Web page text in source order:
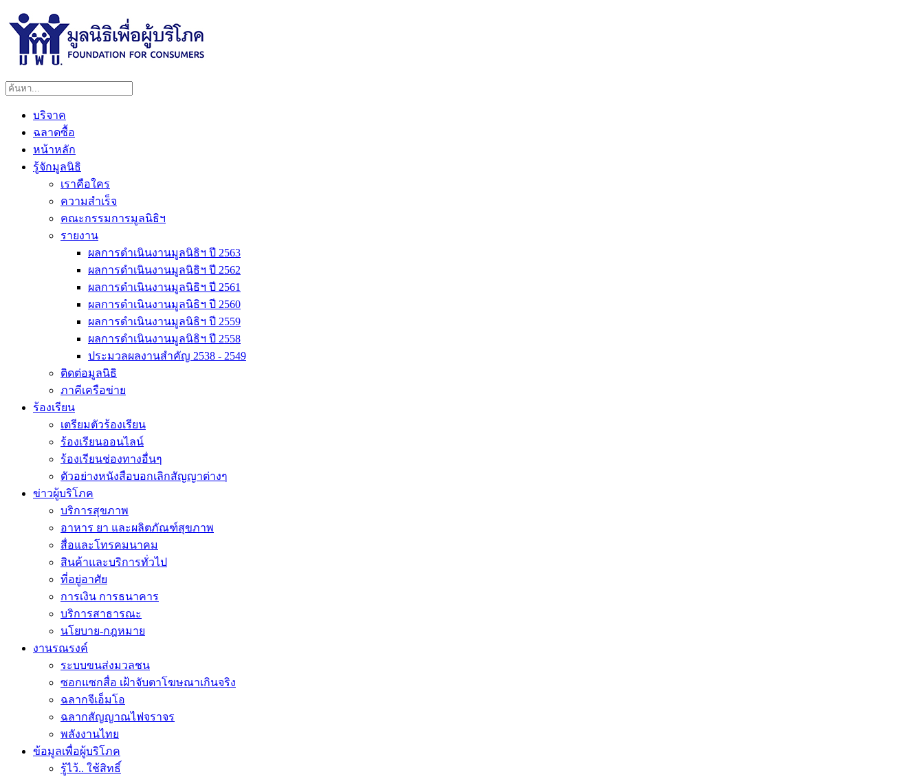
บริจาค
ฉลาดซื้อ
หน้าหลัก
รู้จักมูลนิธิ
เราคือใคร
ความสำเร็จ
คณะกรรมการมูลนิธิฯ
รายงาน
ผลการดำเนินงานมูลนิธิฯ ปี 2563
ผลการดำเนินงานมูลนิธิฯ ปี 2562
ผลการดำเนินงานมูลนิธิฯ ปี 2561
ผลการดำเนินงานมูลนิธิฯ ปี 2560
ผลการดำเนินงานมูลนิธิฯ ปี 2559
ผลการดำเนินงานมูลนิธิฯ ปี 2558
ประมวลผลงานสำคัญ 2538 - 2549
ติดต่อมูลนิธิ
ภาคีเครือข่าย
ร้องเรียน
เตรียมตัวร้องเรียน
ร้องเรียนออนไลน์
ร้องเรียนช่องทางอื่นๆ
ตัวอย่างหนังสือบอกเลิกสัญญาต่างๆ
ข่าวผู้บริโภค
บริการสุขภาพ
อาหาร ยา และผลิตภัณฑ์สุขภาพ
สื่อและโทรคมนาคม
สินค้าและบริการทั่วไป
ที่อยู่อาศัย
การเงิน การธนาคาร
บริการสาธารณะ
นโยบาย-กฎหมาย
งานรณรงค์
ระบบขนส่งมวลชน
ซอกแซกสื่อ เฝ้าจับตาโฆษณาเกินจริง
ฉลากจีเอ็มโอ
ฉลากสัญญาณไฟจราจร
พลังงานไทย
ข้อมูลเพื่อผู้บริโภค
รู้ไว้.. ใช้สิทธิ์